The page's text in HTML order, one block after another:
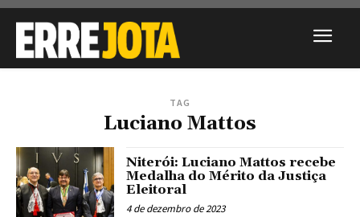
TAG
Luciano Mattos
Niterói: Luciano Mattos recebe
Medalha do Mérito da Justiça
Eleitoral
4 de dezembro de 2023